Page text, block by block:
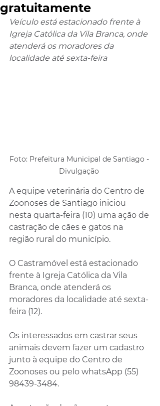
gratuitamente
Veículo está estacionado frente à
Igreja Católica da Vila Branca, onde
atenderá os moradores da
localidade até sexta-feira
Foto: Prefeitura Municipal de Santiago -
Divulgação
A equipe veterinária do Centro de
Zoonoses de Santiago iniciou
nesta quarta-feira (10) uma ação de
castração de cães e gatos na
região rural do município.
O Castramóvel está estacionado
frente à Igreja Católica da Vila
Branca, onde atenderá os
moradores da localidade até sexta-
feira (12).
Os interessados em castrar seus
animais devem fazer um cadastro
junto à equipe do Centro de
Zoonoses ou pelo whatsApp (55)
98439-3484.